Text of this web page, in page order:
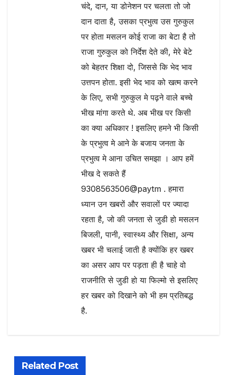
चंदे, दान, या डोनेशन पर चलता तो जो
दान दाता है, उसका प्रभुत्व उस गुरुकुल
पर होता मसलन कोई राजा का बेटा है तो
राजा गुरुकुल को निर्देश देते की, मेरे बेटे
को बेहतर शिक्षा दो, जिससे कि भेद भाव
उत्तपन होता. इसी भेद भाव को खत्म करने
के लिए, सभी गुरुकुल मे पढ़ने वाले बच्चे
भीख मांगा करते थे. अब भीख पर किसी
का क्या अधिकार ! इसलिए हमने भी किसी
के प्रभुत्व मे आने के बजाय जनता के
प्रभुत्व मे आना उचित समझा । आप हमें
भीख दे सकते हैं
9308563506@paytm . हमारा
ध्यान उन खबरों और सवालों पर ज्यादा
रहता है, जो की जनता से जुडी हो मसलन
बिजली, पानी, स्वास्थ्य और सिक्षा, अन्य
खबर भी चलाई जाती है क्योंकि हर खबर
का असर आप पर पड़ता ही है चाहे वो
राजनीति से जुडी हो या फिल्मो से इसलिए
हर खबर को दिखाने को भी हम प्रतिबद्ध
है.
Related Post